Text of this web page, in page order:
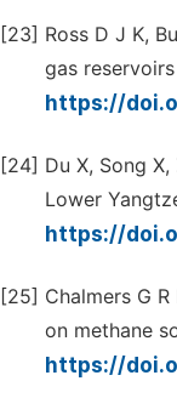
[23] Ross D J K,
gas
https://
[24] Du X, Song
Lower
https://
[25] Chalmers G
on methane
https://